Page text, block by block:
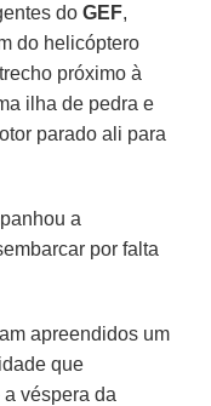
doGEF,
do helicóptero
próximo à
ilha de pedra e
parado ali para
a
por falta
apreendidos um
que
véspera da